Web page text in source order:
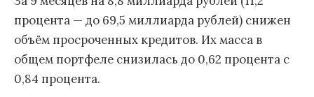
процента — до 69,5 миллиарда рублей) снижен
объём просроченных кредитов. Их масса в
общем портфеле снизилась до 0,62 процента с
0,84 процента.